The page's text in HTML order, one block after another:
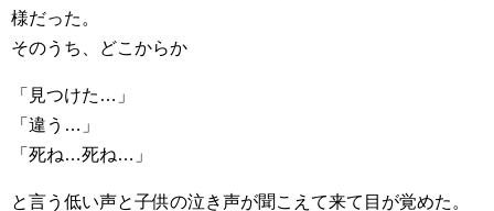
様だった。
そのうち、どこからか
「見つけた…」
「違う…」
「死ね…死ね…」
と言う低い声と子供の泣き声が聞こえて来て目が覚めた。